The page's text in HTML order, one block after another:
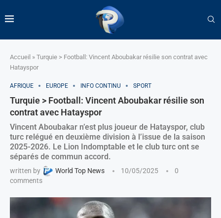
Accueil » Turquie > Football: Vincent Aboubakar résilie son contrat avec
Hatayspor
AFRIQUE EUROPE INFO CONTINU SPORT
Turquie > Football: Vincent Aboubakar résilie son
contrat avec Hatayspor
Vincent Aboubakar n’est plus joueur de Hatayspor, club
turc relégué en deuxième division à l’issue de la saison
2025-2026. Le Lion Indomptable et le club turc ont se
séparés de commun accord.
written by World Top News 10/05/2025
0
comments